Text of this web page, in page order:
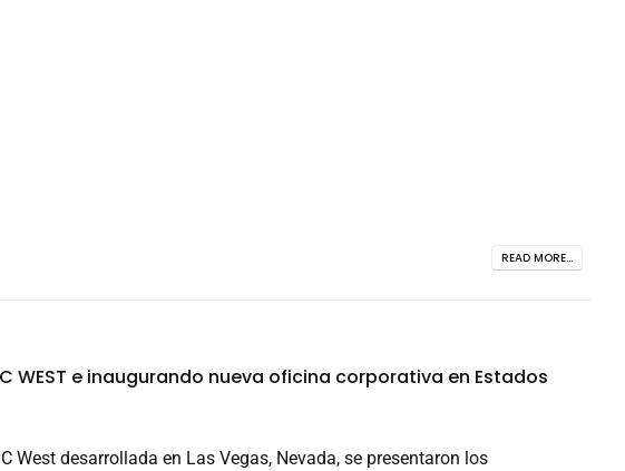
READ MORE...
WEST e inaugurando nueva oficina corporativa en Estados
West desarrollada en Las Vegas, Nevada, se presentaron los